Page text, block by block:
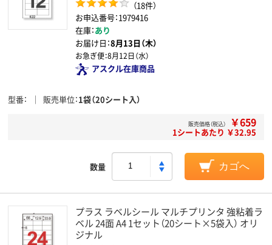
（18件）
お申込番号：1979416
在庫：あり
お届け日：8月13日（木）
お急ぎ便：8月12日（水）
アスクル在庫商品
型番 販売単位 1袋（20シート入）
販売価格（税込） ￥659
1シートあたり ￥32.95
数量 カゴへ
プラス ラベルシール マルチプリンタ 強粘着ラ
ベル 24面 A4 1セット（20シート×5袋入） オリ
ジナル